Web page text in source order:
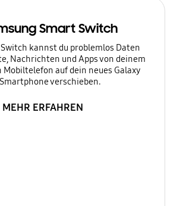
Smart Switch
kannst du problemlos Daten
Nachrichten und Apps von deinem
Mobiltelefon auf dein neues Galaxy
Smartphone verschieben.
MEHR ERFAHREN